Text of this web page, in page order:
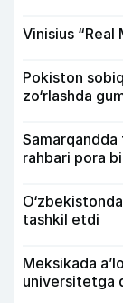
Vinisius “Real
Pokiston
zo‘rlashda
rahbari pora
tashkil etdi
Meksikada
universitetga